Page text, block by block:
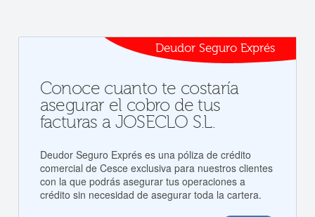
Deudor Seguro Exprés
Conoce cuanto te costaría
asegurar el cobro de tus
facturas a JOSECLO S.L.
Deudor Seguro Exprés es una póliza de crédito
comercial de Cesce exclusiva para nuestros clientes
con la que podrás asegurar tus operaciones a
crédito sin necesidad de asegurar toda la cartera.